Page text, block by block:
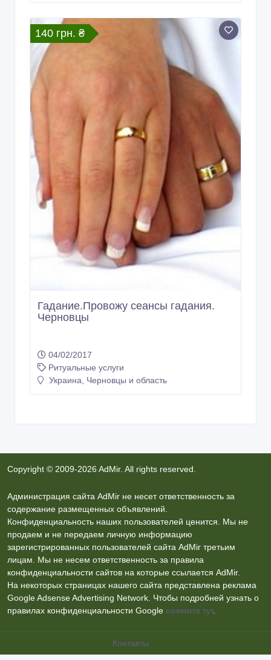
140 грн. ₴
Гадание.Провожу сеансы гадания.
Черновцы
04/02/2017
Ритуальные услуги
Украина, Черновцы и область
Copyright © 2009-2026 AdMir. All rights reserved.
Администрация сайта AdMir не несет ответственность за
содержание размещенных объявлений.
Конфиденциальность наших пользователей ценится. Мы не
продаем и не передаем личную информацию
зарегистрированных пользователей сайта AdMir третьим
лицам. Мы не несем ответственность за правила
конфиденциальности сайтов на которые ссылается AdMir.
На некоторых страницах нашего сайта представлена реклама
Google Adsense Advertising Network. Чтобы подробней узнать о
правилах конфиденциальности Google нажмите тут.
Контакты